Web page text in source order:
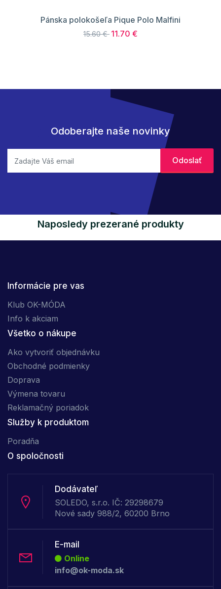
Pánska polokošeľa Pique Polo Malfini
15.60 € 11.70 €
Odoberajte naše novinky
Naposledy prezerané produkty
Informácie pre vas
Klub OK-MÓDA
Info k akciam
Všetko o nákupe
Ako vytvoriť objednávku
Obchodné podmienky
Doprava
Výmena tovaru
Reklamačný poriadok
Služby k produktom
Poradňa
O spoločnosti
Dodávateľ
SOLEDO, s.r.o. IČ: 29298679
Nové sady 988/2, 60200 Brno
E-mail
Online
info@ok-moda.sk